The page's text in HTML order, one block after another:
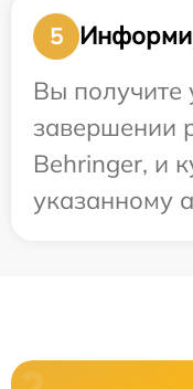
5
Вы получите
завершении
Behringer, и
указанному